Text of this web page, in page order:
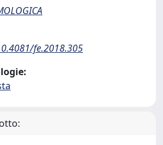
fe.2018.305